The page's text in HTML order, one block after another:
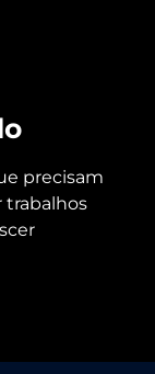
precisam
trabalhos